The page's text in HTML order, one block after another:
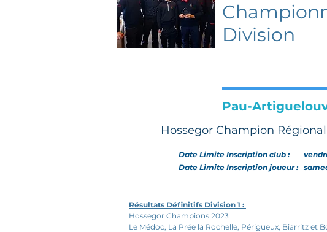
Division
Pau-
Hossegor Champion Régional
Date Limite Inscription club :
Date Limite Inscription joueur :
Résultats Définitifs Division 1 :
Hossegor Champions 2023
Le Médoc, La Prée la Rochelle, Périgueux, Biarritz et